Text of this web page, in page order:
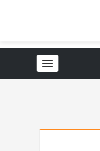
Toggle
navigation